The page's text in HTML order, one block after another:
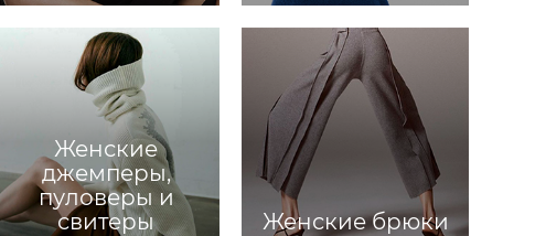
Женские
джемперы,
пуловеры и
свитеры
Женские брюки